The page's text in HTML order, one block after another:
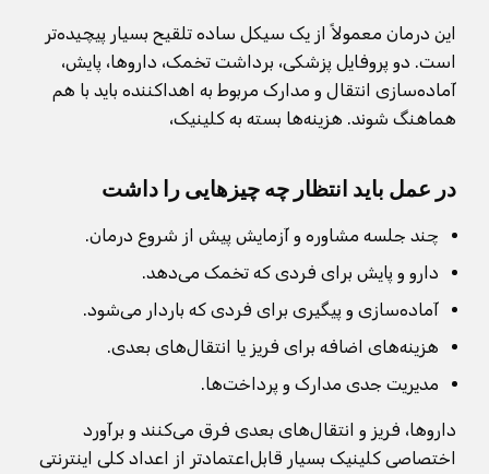
این درمان معمولاً از یک سیکل ساده تلقیح بسیار پیچیده‌تر
است. دو پروفایل پزشکی، برداشت تخمک، داروها، پایش،
آماده‌سازی انتقال و مدارک مربوط به اهداکننده باید با هم
هماهنگ شوند. هزینه‌ها بسته به کلینیک،
در عمل باید انتظار چه چیزهایی را داشت
چند جلسه مشاوره و آزمایش پیش از شروع درمان.
دارو و پایش برای فردی که تخمک می‌دهد.
آماده‌سازی و پیگیری برای فردی که باردار می‌شود.
هزینه‌های اضافه برای فریز یا انتقال‌های بعدی.
مدیریت جدی مدارک و پرداخت‌ها.
داروها، فریز و انتقال‌های بعدی فرق می‌کنند و برآورد
اختصاصی کلینیک بسیار قابل‌اعتمادتر از اعداد کلی اینترنتی